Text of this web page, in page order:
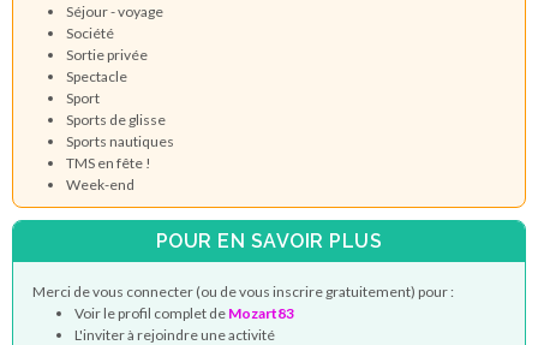
Séjour - voyage
Société
Sortie privée
Spectacle
Sport
Sports de glisse
Sports nautiques
TMS en fête !
Week-end
POUR EN SAVOIR PLUS
Merci de vous connecter (ou de vous inscrire gratuitement) pour :
Voir le profil complet de Mozart83
L'inviter à rejoindre une activité